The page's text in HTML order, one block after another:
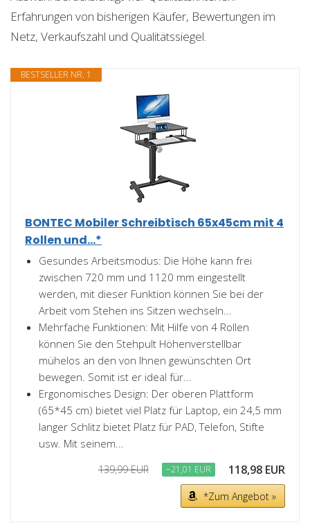
Erfahrungen von bisherigen Käufer, Bewertungen im
Netz, Verkaufszahl und Qualitätssiegel.
BESTSELLER NR. 1
BONTEC Mobiler Schreibtisch 65x45cm mit 4
Rollen und...*
Gesundes Arbeitsmodus: Die Höhe kann frei
zwischen 720 mm und 1120 mm eingestellt
werden, mit dieser Funktion können Sie bei der
Arbeit vom Stehen ins Sitzen wechseln...
Mehrfache Funktionen: Mit Hilfe von 4 Rollen
können Sie den Stehpult Höhenverstellbar
mühelos an den von Ihnen gewünschten Ort
bewegen. Somit ist er ideal für...
Ergonomisches Design: Der oberen Plattform
(65*45 cm) bietet viel Platz für Laptop, ein 24,5 mm
langer Schlitz bietet Platz für PAD, Telefon, Stifte
usw. Mit seinem...
139,99 EUR −21,01 EUR 118,98 EUR
*Zum Angebot »